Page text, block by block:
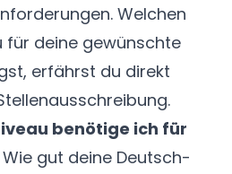
Welchen
für deine gewünschte
erfährst du direkt
benötige ich für
Wie gut deine Deutsch-